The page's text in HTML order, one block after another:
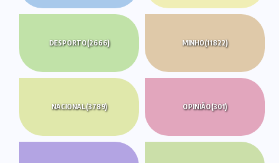
DESPORTO(2666) MINHO(11822)
NACIONAL(3789) OPINIÃO(301)